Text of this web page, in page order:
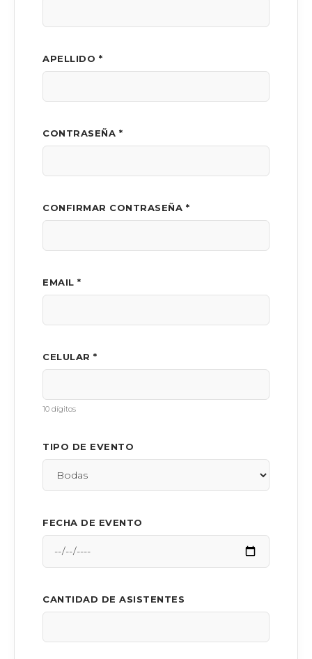
APELLIDO *
CONTRASEÑA *
CONFIRMAR CONTRASEÑA *
EMAIL *
CELULAR *
10 dígitos
TIPO DE EVENTO
FECHA DE EVENTO
CANTIDAD DE ASISTENTES